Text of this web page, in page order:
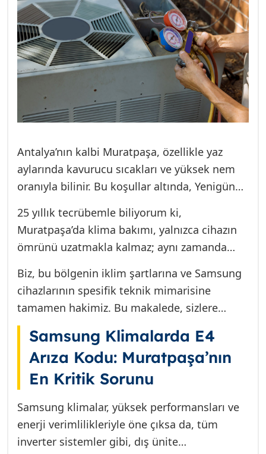
Antalya’nın kalbi Muratpaşa, özellikle yaz
aylarında kavurucu sıcakları ve yüksek nem
oranıyla bilinir. Bu koşullar altında, Yenigün
çıkıp, yaşam kalitesini doğrudan etkileyen
kritik bir zorunluluk haline gelir. Ancak
teknolojinin getirdiği konfor, bazen teknik
aksaklıklarla gölgelenebilir. Bir Samsung
klimanın ekranında aniden beliren E4 arıza
kodu, özellikle 40 dereceyi aşan sıcaklıklarda,
evdeki huzurun hızla bozulmasına neden olur.
25 yıllık tecrübemle biliyorum ki,
Muratpaşa’da klima bakımı, yalnızca cihazın
ömrünü uzatmakla kalmaz; aynı zamanda
arızaların önüne geçer. E4 kodu, genellikle dış
ünitedeki hayati bir soruna işaret eder ve
kullanıcılar için anlık bir panik kaynağıdır.
“Klima neden soğutmuyor? Tamiri ne kadar
sürer ve bana 2026 yılında ne kadara mal
olacak?” gibi sorular, konforunuzu
kaybettiğiniz anda zihninizi meşgul etmeye
başlar.
Biz, bu bölgenin iklim şartlarına ve Samsung
cihazlarının spesifik teknik mimarisine
tamamen hakimiz. Bu makalede, sizlere
sadece E4 arızasının nedenlerini değil; aynı
zamanda 2026 yılı için beklenen Muratpaşa,
Yenigün Samsung klima montaj ve bakım
fiyat politikalarımızı, şeffaf bir uzmanlık
anlayışıyla sunacağız. Amacımız, klimanızın
sizi yarı yolda bırakmaması ve yaz sezonunu
kesintisiz bir rahatlık içinde geçirmenizdir.
Uzun ömürlü ve doğru çözümler için bu
Samsung Klimalarda E4
Arıza Kodu: Muratpaşa’nın
En Kritik Sorunu
Samsung klimalar, yüksek performansları ve
enerji verimlilikleriyle öne çıksa da, tüm
inverter sistemler gibi, dış ünite